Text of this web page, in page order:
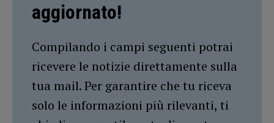
aggiornato!
Compilando i campi seguenti potrai
ricevere le notizie direttamente sulla
tua mail. Per garantire che tu riceva
solo le informazioni più rilevanti, ti